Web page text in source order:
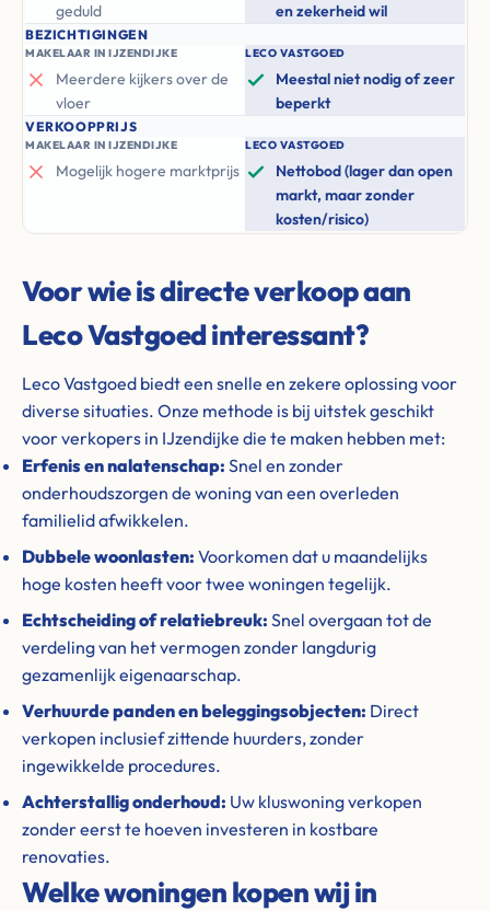
geduld
en zekerheid wil
BEZICHTIGINGEN
MAKELAAR IN IJZENDIJKE
Meerdere kijkers over de
vloer
LECO VASTGOED
Meestal niet nodig of zeer
beperkt
VERKOOPPRIJS
MAKELAAR IN IJZENDIJKE
Mogelijk hogere marktprijs
LECO VASTGOED
Nettobod (lager dan open
markt, maar zonder
kosten/risico)
Voor wie is directe verkoop aan
Leco Vastgoed interessant?
Leco Vastgoed biedt een snelle en zekere oplossing voor
diverse situaties. Onze methode is bij uitstek geschikt
voor verkopers in IJzendijke die te maken hebben met:
Erfenis en nalatenschap: Snel en zonder
onderhoudszorgen de woning van een overleden
familielid afwikkelen.
Dubbele woonlasten: Voorkomen dat u maandelijks
hoge kosten heeft voor twee woningen tegelijk.
Echtscheiding of relatiebreuk: Snel overgaan tot de
verdeling van het vermogen zonder langdurig
gezamenlijk eigenaarschap.
Verhuurde panden en beleggingsobjecten: Direct
verkopen inclusief zittende huurders, zonder
ingewikkelde procedures.
Achterstallig onderhoud: Uw kluswoning verkopen
zonder eerst te hoeven investeren in kostbare
renovaties.
Welke woningen kopen wij in